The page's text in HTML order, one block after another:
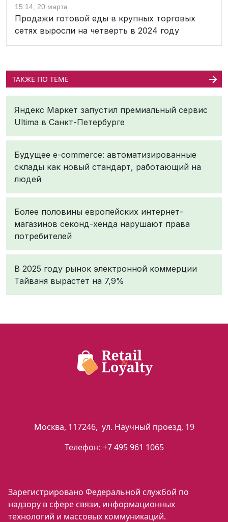
15:14, 20 марта
Продажи готовой еды в крупных торговых
сетях выросли на четверть в 2024 году
ТАКЖЕ ПО ТЕМЕ
Яндекс Маркет запустил премиальный сервис
Ultima в Санкт-Петербурге
Будущее e-commerce: автоматизированные
склады как новый стандарт, работающий на
людей
Более половины европейских интернет-
магазинов секонд-хенда нарушают права
потребителей
В 2025 году рынок электронной коммерции
Тайваня вырастет на 7,9%
Москва, 117246, ул. Научный проезд, 19
Телефон: +7 495 961 1065
Зарегистрировано Федеральной службой по
надзору в сфере связи, информационных
технологий и массовых коммуникаций.